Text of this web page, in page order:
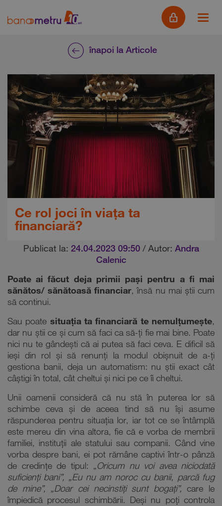
înapoi la Articole
Ce rol joci în viața ta
financiară?
Publicat la: 24.04.2023 09:50/ Autor: Andra
Calenic
Poate ai făcut deja primii pași pentru a fi mai
sănătos/ sănătoasă financiar, însă nu mai știi cum
să continui.
Sau poate situația ta financiară te nemulțumește,
dar nu știi ce și cum să faci ca să-ți fie mai bine. Poate
nici nu te gândești că ai putea să faci ceva. E dificil să
ieși din rol și să renunți la modul obișnuit de a-ți
gestiona banii, deja un automatism: nu știi exact cât
câștigi în total, cât cheltui și nici pe ce îi cheltui.
Unii oamenii consideră că nu stă în puterea lor să
schimbe ceva și de aceea tind să nu își asume
răspunderea pentru situația lor, iar tot ce se întâmplă
este mereu din vina altora, fie că e vorba de membrii
familiei, instituții ale statului sau companii. Când vine
vorba despre bani, ei pot rămâne captivi într-o pânză
de credințe de tipul: „Oricum nu voi avea niciodată
suficienți bani”, „Eu nu am noroc cu banii, parcă fug
de mine”, „Doar cei necinstiți sunt bogați”,care le
împiedică procesul schimbării. Deși nu poți controla